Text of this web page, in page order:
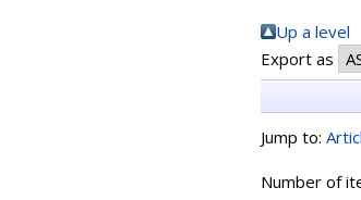
Up a level
Export as
Jump to:
Number of